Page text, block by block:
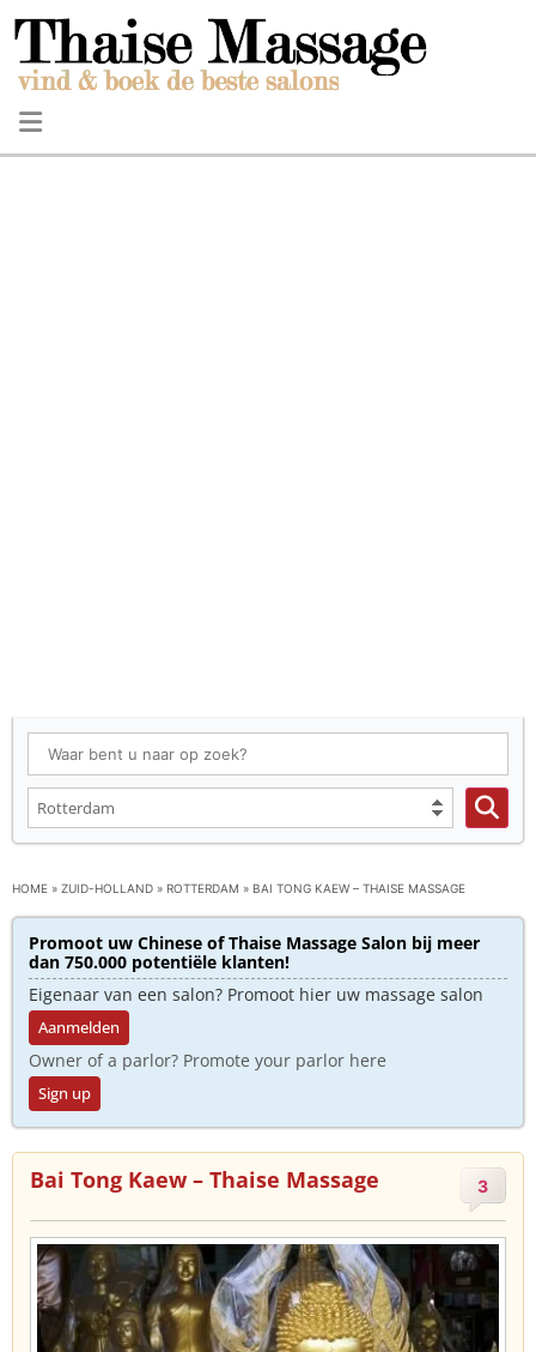
HOME » ZUID-HOLLAND » ROTTERDAM » BAI TONG KAEW – THAISE MASSAGE
Promoot uw Chinese of Thaise Massage Salon bij meer
dan 750.000 potentiële klanten!
Eigenaar van een salon? Promoot hier uw massage salon
Aanmelden
Owner of a parlor? Promote your parlor here
Sign up
Bai Tong Kaew – Thaise Massage 3